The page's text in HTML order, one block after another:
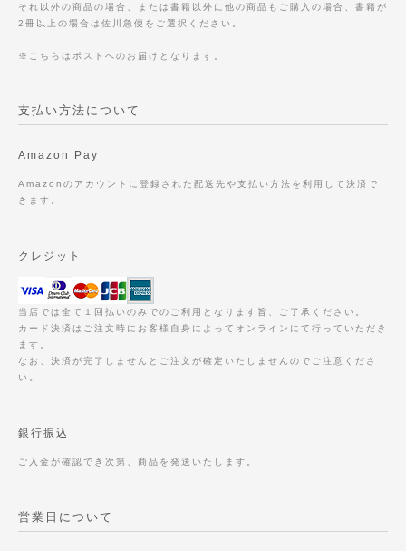
それ以外の商品の場合、または書籍以外に他の商品もご購入の場合、書籍が
2冊以上の場合は佐川急便をご選択ください。
※こちらはポストへのお届けとなります。
支払い方法について
Amazon Pay
Amazonのアカウントに登録された配送先や支払い方法を利用して決済で
きます。
クレジット
当店では全て１回払いのみでのご利用となります旨、ご了承ください。
カード決済はご注文時にお客様自身によってオンラインにて行っていただき
ます。
なお、決済が完了しませんとご注文が確定いたしませんのでご注意くださ
い。
銀行振込
ご入金が確認でき次第、商品を発送いたします。
営業日について